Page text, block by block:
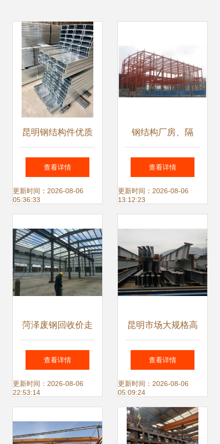
昆明钢结构件优质
生产厂家 C型钢、
楼承板、彩钢瓦价
查看详情
更新时间：2026-08-06
05:36:33
钢结构厂房、隔
墙、天桥、房屋安
装全解析
查看详情
更新时间：2026-08-06
13:12:23
菏泽废钢回收价走
高，钢结构件成“抢
手货”
查看详情
更新时间：2026-08-06
22:53:14
昆明市场大规格高
频焊H型钢定制 钢
结构立柱与组件应
用解析
查看详情
更新时间：2026-08-06
05:09:24